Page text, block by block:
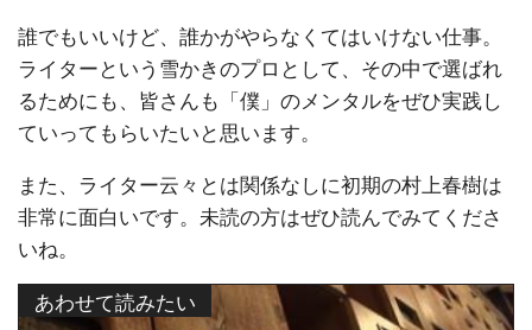
誰でもいいけど、誰かがやらなくてはいけない仕事。
ライターという雪かきのプロとして、その中で選ばれ
るためにも、皆さんも「僕」のメンタルをぜひ実践し
ていってもらいたいと思います。
また、ライター云々とは関係なしに初期の村上春樹は
非常に面白いです。未読の方はぜひ読んでみてくださ
いね。
あわせて読みたい